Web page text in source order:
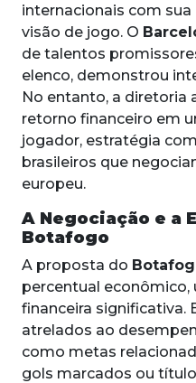
internacionais com
visão de jogo. O
de talentos
elenco, demonstrou
No entanto, a diretoria
retorno financeiro em
jogador, estratégia
brasileiros que
europeu.
A Negociação e a
Botafogo
A proposta do
percentual
financeira significativa.
atrelados ao
como metas
gols marcados ou